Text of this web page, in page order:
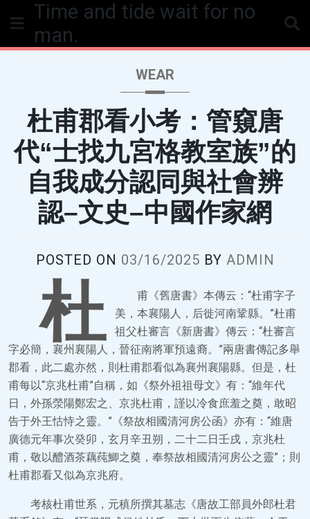
Time and tide wait for no
man.
WEAR
杜甫郡看小考：管窺唐
代“士找九宮格教室族”的
自我成分認同與社會辨
認–文史–中國作家網
POSTED ON 03/16/2025 BY ADMIN
杜
甫《舊唐書》本傳云：“杜甫字子
美，本襄陽人，后徙河南鞏縣。”杜甫
祖父杜審言《新唐書》傳云：“杜審言
字必簡，襄州襄陽人，晉征南將軍預遠裔。”兩唐書傳記多舉
郡看，此二處亦然，則杜甫郡看似為襄州襄陽縣。但是，杜
甫每以“京兆杜甫”自稱，如《祭外祖祖母文》有：“維年代
日，外孫滎陽鄭宏之、京兆杜甫，謹以冷食庶羞之奠，敢昭
告于外王怙恃之靈。”《祭故相國清河房公函》亦有：“維唐
廣德元年事次癸卯，玄月辛丑朔，二十二日壬戌，京兆杜
甫，敬以醴酒茶藕莼鯽之奠，奉祭故相國清河房公之靈”；則
杜甫郡看又似為京兆府。
考核杜甫世系，元稹所撰其墓志《唐故工部員外郎杜君